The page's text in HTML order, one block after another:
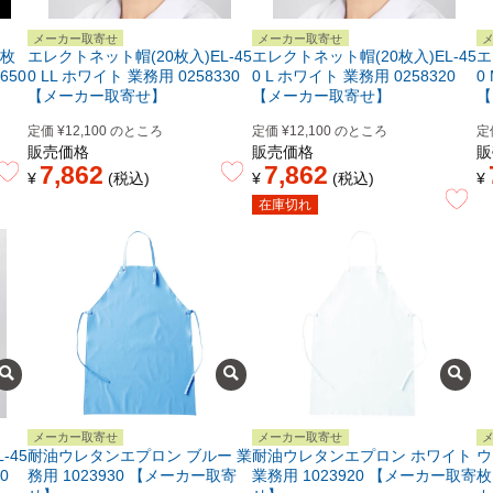
メーカー取寄せ
エレクトネット帽(20枚入)EL-45
0 LL ホワイト 業務用 0258330
【メーカー取寄せ】
定価 ¥12,100 のところ
販売価格
¥ 7,862 税込
メーカー取寄せ
エレクトネット帽(20枚入)EL-45
0 L ホワイト 業務用 0258320
【メーカー取寄せ】
定価 ¥12,100 のところ
販売価格
¥ 7,862 税込
在庫切れ
0
定
¥
45
メーカー取寄せ
耐油ウレタンエプロン ブルー 業
務用 1023930 【メーカー取寄
メーカー取寄せ
耐油ウレタンエプロン ホワイト
業務用 1023920 【メーカー取寄